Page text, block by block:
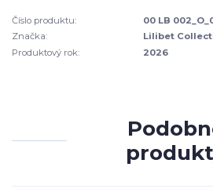
Číslo produktu:
00 LB
Značka:
Lilibet
Produktový rok:
2026